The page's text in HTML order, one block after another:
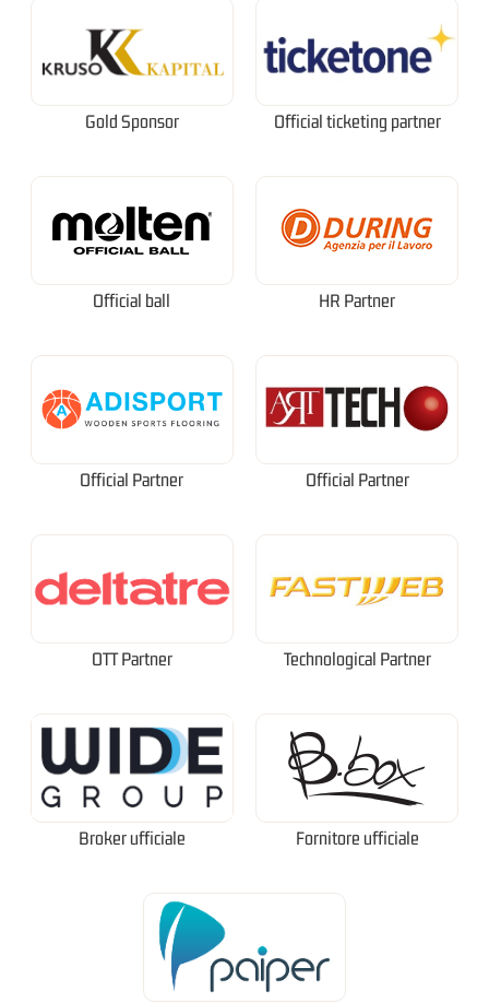
Gold Sponsor Official ticketing partner
Official ball HR Partner
Official Partner Official Partner
OTT Partner Technological Partner
Broker ufficiale Fornitore ufficiale